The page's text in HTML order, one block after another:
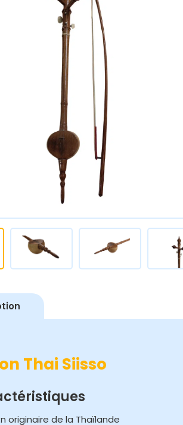
Thai Siisso
originaire de la Thaïlande